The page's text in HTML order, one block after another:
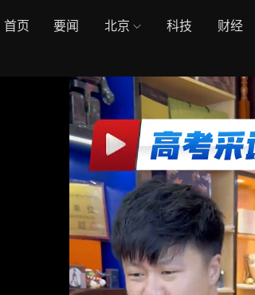
首页 要闻 北京 科技 财经